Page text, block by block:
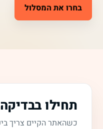
בחרו את המסלול
תחילו בבדיקה